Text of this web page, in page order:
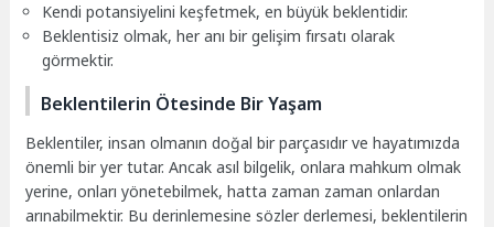
Kendi potansiyelini keşfetmek, en büyük beklentidir.
Beklentisiz olmak, her anı bir gelişim fırsatı olarak
görmektir.
Beklentilerin Ötesinde Bir Yaşam
Beklentiler, insan olmanın doğal bir parçasıdır ve hayatımızda
önemli bir yer tutar. Ancak asıl bilgelik, onlara mahkum olmak
yerine, onları yönetebilmek, hatta zaman zaman onlardan
arınabilmektir. Bu derinlemesine sözler derlemesi, beklentilerin